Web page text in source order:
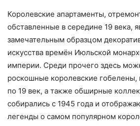
Королевские апартаменты,
обставленные в середине 19 века,
замечательным образцом
искусства времён Июльской
империи. Среди прочего здесь
роскошные королевские гобелены,
по 19 век, а также обширные
собирались с 1945 года и
легенды о самом популярном